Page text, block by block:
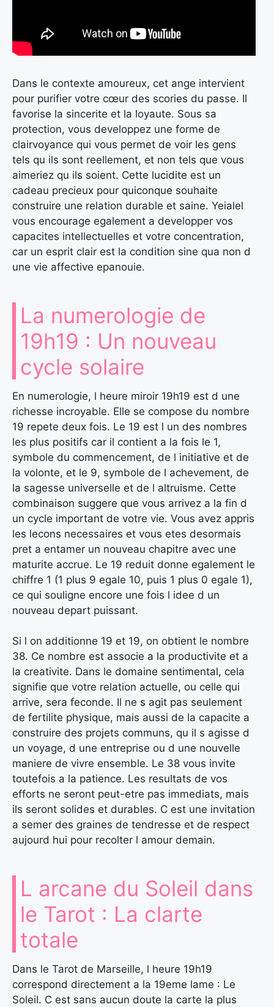
Dans le contexte amoureux, cet ange intervient
pour purifier votre cœur des scories du passe. Il
favorise la sincerite et la loyaute. Sous sa
protection, vous developpez une forme de
clairvoyance qui vous permet de voir les gens
tels qu ils sont reellement, et non tels que vous
aimeriez qu ils soient. Cette lucidite est un
cadeau precieux pour quiconque souhaite
construire une relation durable et saine. Yeialel
vous encourage egalement a developper vos
capacites intellectuelles et votre concentration,
car un esprit clair est la condition sine qua non d
une vie affective epanouie.
La numerologie de
19h19 : Un nouveau
cycle solaire
En numerologie, l heure miroir 19h19 est d une
richesse incroyable. Elle se compose du nombre
19 repete deux fois. Le 19 est l un des nombres
les plus positifs car il contient a la fois le 1,
symbole du commencement, de l initiative et de
la volonte, et le 9, symbole de l achevement, de
la sagesse universelle et de l altruisme. Cette
combinaison suggere que vous arrivez a la fin d
un cycle important de votre vie. Vous avez appris
les lecons necessaires et vous etes desormais
pret a entamer un nouveau chapitre avec une
maturite accrue. Le 19 reduit donne egalement le
chiffre 1 (1 plus 9 egale 10, puis 1 plus 0 egale 1),
ce qui souligne encore une fois l idee d un
nouveau depart puissant.
Si l on additionne 19 et 19, on obtient le nombre
38. Ce nombre est associe a la productivite et a
la creativite. Dans le domaine sentimental, cela
signifie que votre relation actuelle, ou celle qui
arrive, sera feconde. Il ne s agit pas seulement
de fertilite physique, mais aussi de la capacite a
construire des projets communs, qu il s agisse d
un voyage, d une entreprise ou d une nouvelle
maniere de vivre ensemble. Le 38 vous invite
toutefois a la patience. Les resultats de vos
efforts ne seront peut-etre pas immediats, mais
ils seront solides et durables. C est une invitation
a semer des graines de tendresse et de respect
aujourd hui pour recolter l amour demain.
L arcane du Soleil dans
le Tarot : La clarte
totale
Dans le Tarot de Marseille, l heure 19h19
correspond directement a la 19eme lame : Le
Soleil. C est sans aucun doute la carte la plus